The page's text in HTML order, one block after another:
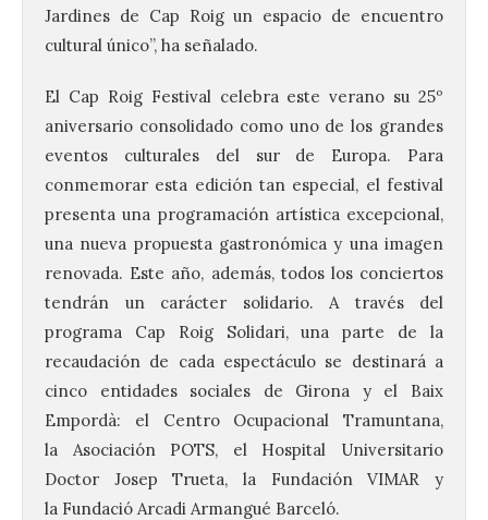
Jardines de Cap Roigun espacio de encuentro
cultural único”, ha señalado.
El Cap RoigFestival celebra este verano su 25º
aniversario consolidado como uno de los grandes
eventos culturales del sur de Europa. Para
conmemorar esta edición tan especial, el festival
presenta una programación artística excepcional,
una nueva propuesta gastronómica y una imagen
renovada. Este año, además, todos los conciertos
tendrán un carácter solidario. A través del
programa Cap RoigSolidari, una parte de la
recaudación de cada espectáculo se destinará a
cinco entidades sociales de Girona y el Baix
Empordà: el Centro Ocupacional Tramuntana,
la Asociación POTS, el Hospital Universitario
Doctor Josep Trueta, la Fundación VIMAR y
la Fundació Arcadi Armangué Barceló.